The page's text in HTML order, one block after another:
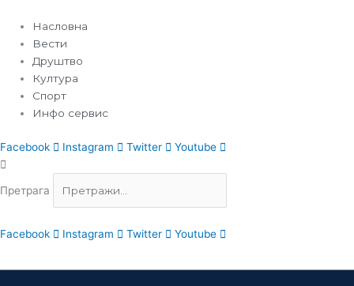
садржај
Насловна
Вести
Друштво
Култура
Спорт
Инфо сервис
Facebook Instagram Twitter Youtube
Претрага
Facebook Instagram Twitter Youtube